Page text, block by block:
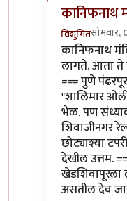
कानिफनाथ
विशुमितसोमवार,
In reply to
कानिफनाथ
लागते. आता ते
=== पुणे
"शालिमार
भेळ. पण
शिवाजीनगर
छोट्याश्या
देखील उत्तम.
खेडशिवापूरला
असतील देव